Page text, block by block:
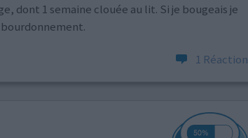
dont 1 semaine clouée au lit. Si je bougeais je
1 Réaction